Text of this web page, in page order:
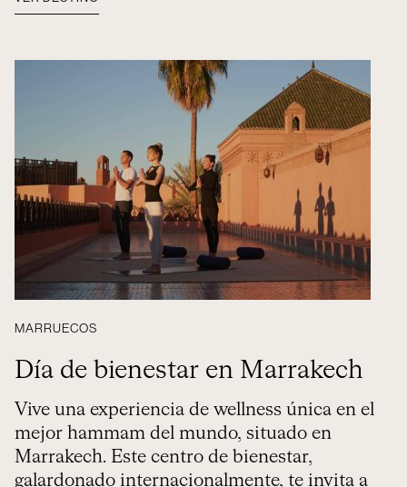
MARRUECOS
Día de bienestar en Marrakech
Vive una experiencia de wellness única en el
mejor hammam del mundo, situado en
Marrakech. Este centro de bienestar,
galardonado internacionalmente, te invita a